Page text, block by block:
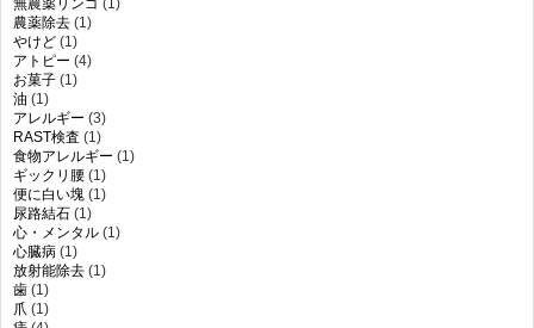
農薬除去 (1)
やけど (1)
アトピー (4)
お菓子 (1)
油 (1)
アレルギー (3)
RAST検査 (1)
食物アレルギー (1)
ギックリ腰 (1)
便に白い塊 (1)
尿路結石 (1)
心・メンタル (1)
心臓病 (1)
放射能除去 (1)
歯 (1)
爪 (1)